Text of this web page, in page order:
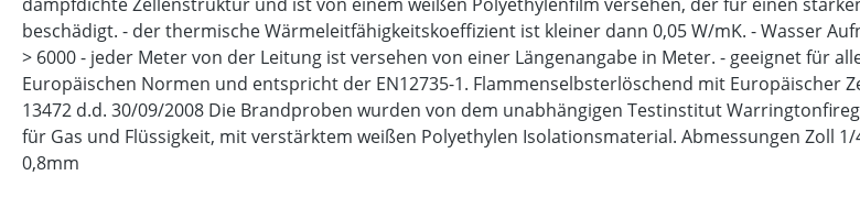
beschädigt. - der thermische Wärmeleitfähigkeitskoeffizient ist kleiner dann 0,05 W/mK. - Wasser
> 6000 - jeder Meter von der Leitung ist versehen von einer Längenangabe in Meter. - geeignet für
Europäischen Normen und entspricht der EN12735-1. Flammenselbsterlöschend mit Europäischer
13472 d.d. 30/09/2008 Die Brandproben wurden von dem unabhängigen Testinstitut
für Gas und Flüssigkeit, mit verstärktem weißen Polyethylen Isolationsmaterial. Abmessungen Zoll
0,8mm